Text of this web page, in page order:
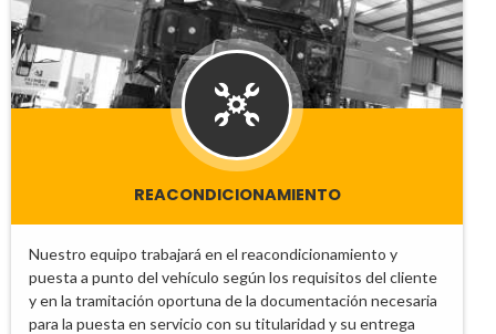
REACONDICIONAMIENTO
Nuestro equipo trabajará en el reacondicionamiento y
puesta a punto del vehículo según los requisitos del cliente
y en la tramitación oportuna de la documentación necesaria
para la puesta en servicio con su titularidad y su entrega